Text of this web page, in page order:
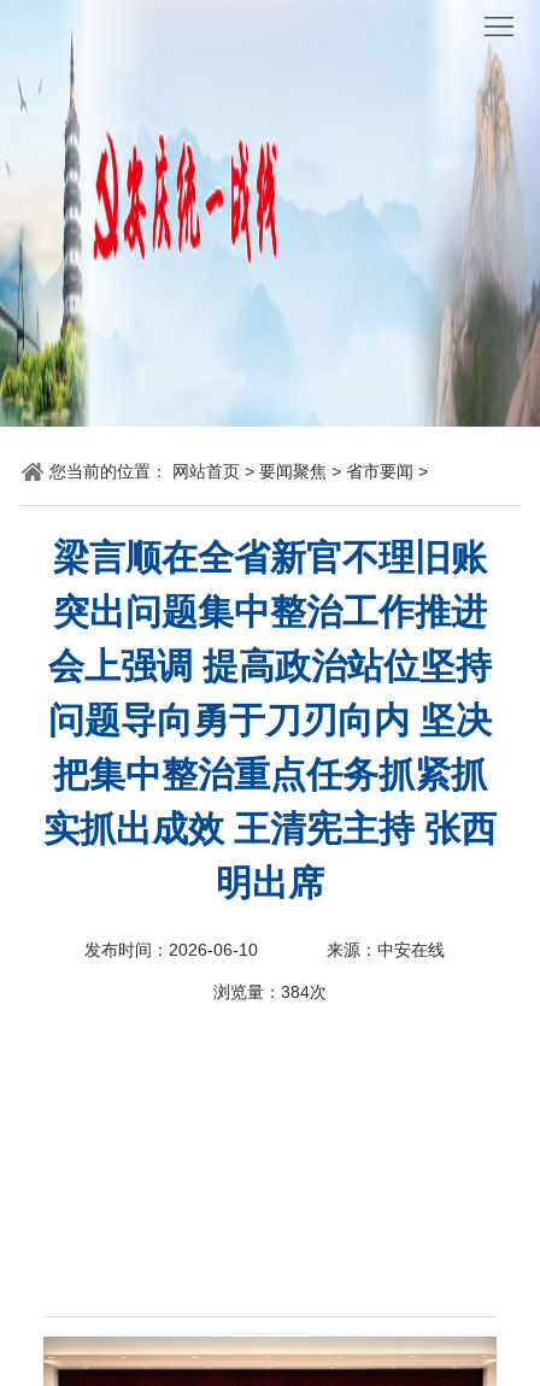
站
要
焦
时
讯
地
动
态
机
关
党
建
他
山
之
理
论
统
您当前的位置： 网站首页 > 要闻聚焦 > 省市要闻 >
梁言顺在全省新官不理旧账
突出问题集中整治工作推进
会上强调 提高政治站位坚持
问题导向勇于刀刃向内 坚决
把集中整治重点任务抓紧抓
实抓出成效 王清宪主持 张西
明出席
发布时间：2026-06-10 来源：中安在线
浏览量： 384次